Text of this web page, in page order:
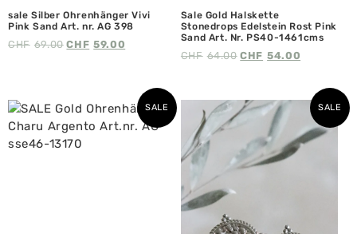
sale Silber Ohrenhänger Vivi
Pink Sand Art. nr. AG 398
CHF 69.00 CHF 59.00
Sale Gold Halskette
Stonedrops Edelstein Rost Pink
Sand Art. Nr. PS40-1461cms
CHF 64.00 CHF 54.00
SALE SALE